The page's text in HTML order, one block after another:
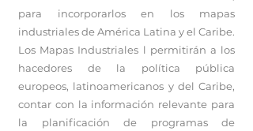
para incorporarlos en los mapas
industriales de América Latina y el Caribe.
Los Mapas Industriales l permitirán a los
hacedores de la política pública
europeos, latinoamericanos y del Caribe,
contar con la información relevante para
la planificación de programas de